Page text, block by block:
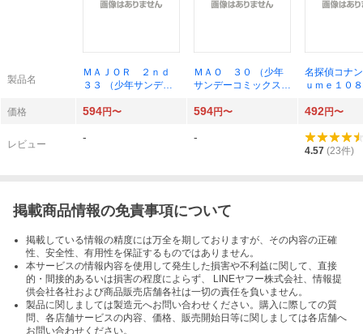
製品名
ＭＡＪＯＲ ２ｎｄ
３３ （少年サンデー
也
ＭＡＯ ３０ （少年
サンデーコミックス）
名探偵コナ
ｕｍｅ１０
青山剛昌／著
価格 594円〜 594円〜 492円〜
レビュー
- -
4.57 (23件)
掲載商品情報の免責事項について
掲載している情報の精度には万全を期しておりますが、その内容の正確
性、安全性、有用性を保証するものではありません。
本サービスの情報内容を使用して発生した損害や不利益に関して、直接
的・間接的あるいは損害の程度によらず、 LINEヤフー株式会社、情報提
供会社各社および商品販売店舗各社は一切の責任を負いません。
製品に関しましては製造元へお問い合わせください。購入に際しての質
問、各店舗サービスの内容、価格、販売開始日等に関しましては各店舗へ
お問い合わせください。